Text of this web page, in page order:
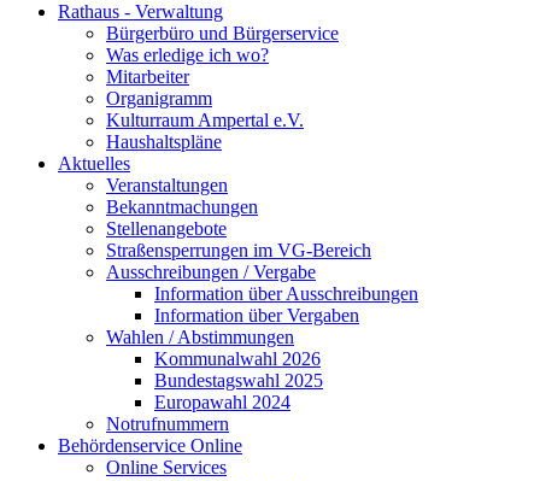
Rathaus - Verwaltung
Bürgerbüro und Bürgerservice
Was erledige ich wo?
Mitarbeiter
Organigramm
Kulturraum Ampertal e.V.
Haushaltspläne
Aktuelles
Veranstaltungen
Bekanntmachungen
Stellenangebote
Straßensperrungen im VG-Bereich
Ausschreibungen / Vergabe
Information über Ausschreibungen
Information über Vergaben
Wahlen / Abstimmungen
Kommunalwahl 2026
Bundestagswahl 2025
Europawahl 2024
Notrufnummern
Behördenservice Online
Online Services